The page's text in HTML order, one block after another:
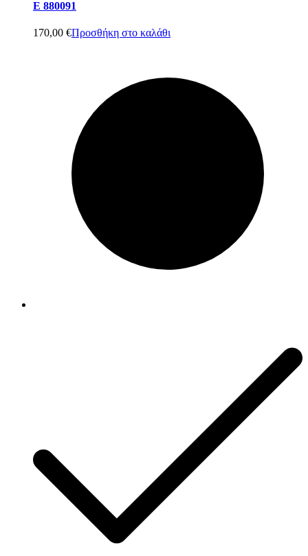
E 880091
170,00 €Προσθήκη στο καλάθι